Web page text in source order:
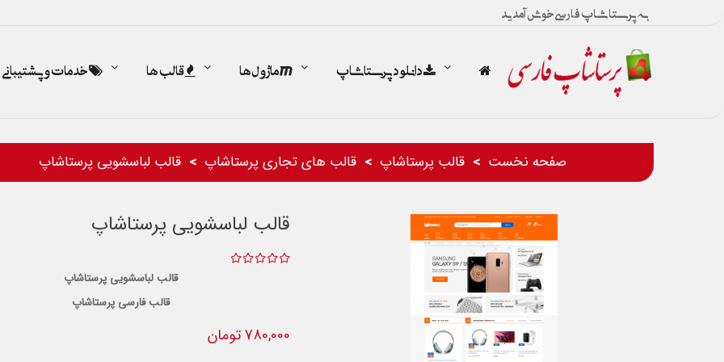
به پرستاشاپ فارسی خوش آمدید
دانلود پرستاشاپ ماژول ها قالب ها خدمات و پشتیبانی
صفحه نخست قالب پرستاشاپ قالب های تجاری پرستاشاپ قالب لباسشویی پرستاشاپ
قالب لباسشویی پرستاشاپ
قالب لباسشویی پرستاشاپ
قالب فارسی پرستاشاپ
780,000 تومان